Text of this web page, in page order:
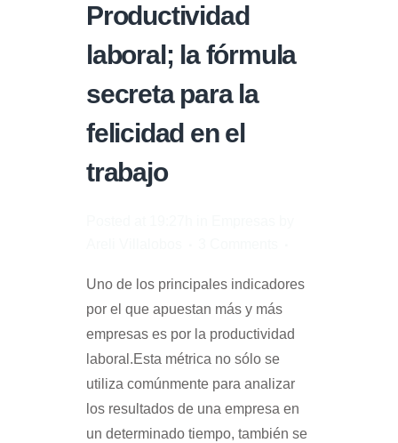
Productividad
laboral; la fórmula
secreta para la
felicidad en el
trabajo
Uno de los principales indicadores
por el que apuestan más y más
empresas es por la productividad
laboral.Esta métrica no sólo se
utiliza comúnmente para analizar
los resultados de una empresa en
un determinado tiempo, también se